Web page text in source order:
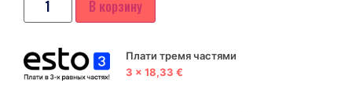
В корзину
Плати тремя частями
3 x 18,33 €